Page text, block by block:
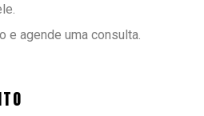
e agende uma consulta.